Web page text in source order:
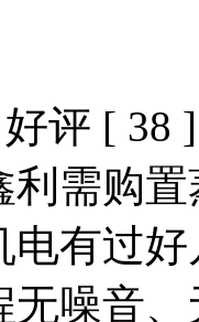
评 [ 38 ]
利需购
电有过
无噪音